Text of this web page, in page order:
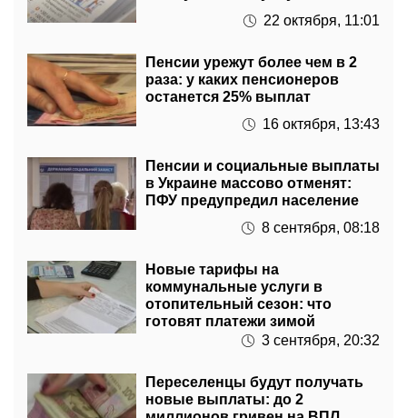
Пенсии урежут более чем в 2
останется 25% выплат
16 октября, 13:43
Пенсии и социальные выплаты
ПФУ предупредил население
8 сентября, 08:18
Новые тарифы на
отопительный сезон: что
готовят платежи зимой
3 сентября, 20:32
Переселенцы будут получать
миллионов гривен на ВПЛ
27 августа, 17:47